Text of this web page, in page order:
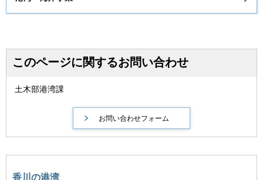
このページに関するお問い合わせ
土木部港湾課
香川の港湾